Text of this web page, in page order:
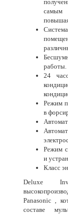
самым
работы.
24
Режим
в
Режим
и
Класс
Deluxe
Panasonic ,
составе